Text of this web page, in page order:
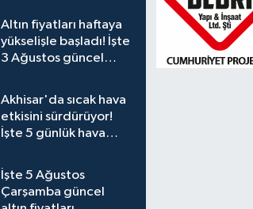
Altın fiyatları haftaya
yükselişle başladı! İşte
3 Ağustos güncel
Akhisar'da sıcak hava
etkisini sürdürüyor!
İşte 5 günlük hava
İşte 5 Ağustos
Çarşamba güncel